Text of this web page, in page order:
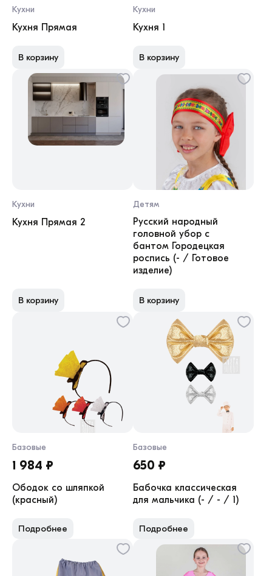
Кухни
Кухня Прямая
В корзину
Кухни
Кухня 1
В корзину
Кухни
Кухня Прямая 2
В корзину
Детям
Русский народный
головной убор с
бантом Городецкая
роспись (- / Готовое
изделие)
В корзину
Базовые
1 984 ₽
Ободок со шляпкой
(красный)
Подробнее
Базовые
650 ₽
Бабочка классическая
для мальчика (- / - / 1)
Подробнее